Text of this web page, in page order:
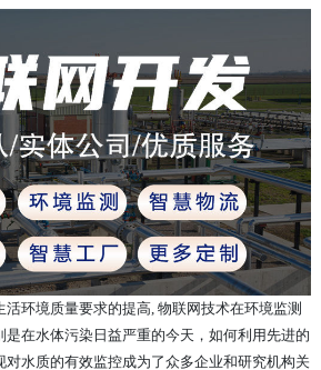
环境质量要求的提高, 物联网技术在环境监测
在水体污染日益严重的今天，如何利用先进的
对水质的有效监控成为了众多企业和研究机构关